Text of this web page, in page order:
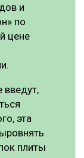
и
по
цене
введут,
эта
плиты